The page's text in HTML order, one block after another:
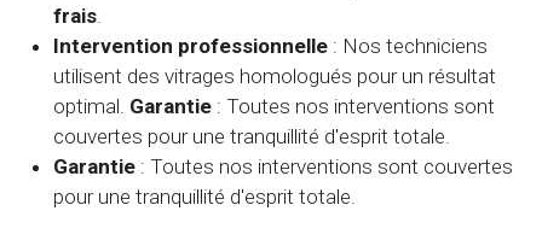
frais.
Intervention professionnelle : Nos techniciens
utilisent des vitrages homologués pour un résultat
optimal. Garantie : Toutes nos interventions sont
couvertes pour une tranquillité d'esprit totale.
Garantie : Toutes nos interventions sont couvertes
pour une tranquillité d'esprit totale.